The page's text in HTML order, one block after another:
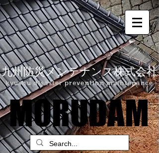
九州防災メンテナンス株式会社
kyushu disaster prevention maintenance
MORUDAM
MORUDAM